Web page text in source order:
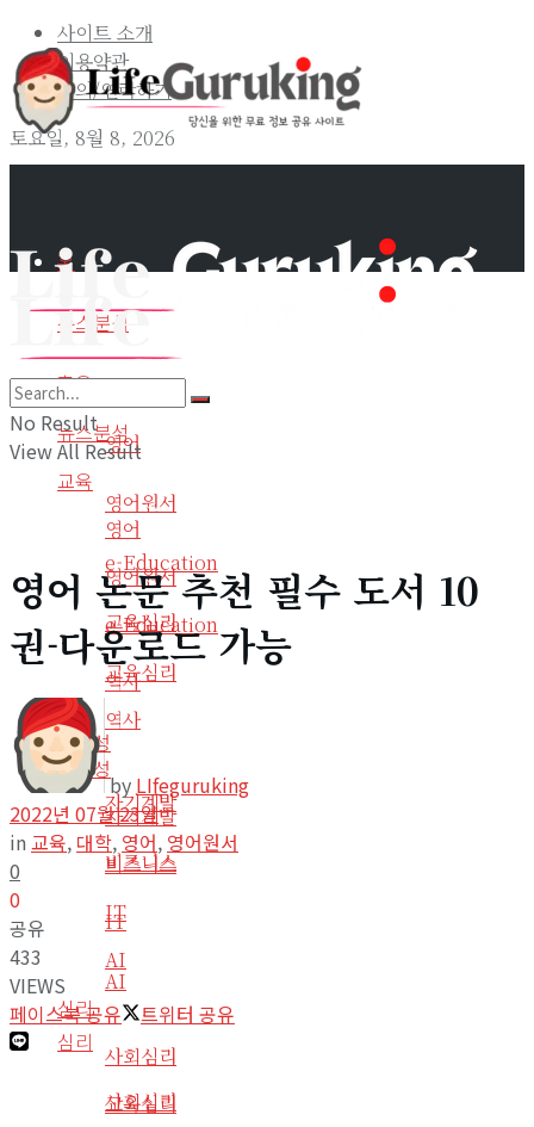
사이트 소개
이용약관
문의/연락하기
토요일, 8월 8, 2026
홈
뉴스분석
교육
영어
영어원서
e-Education
교육심리
역사
생산성
자기계발
비즈니스
IT
AI
심리
사회심리
홈
뉴스분석
교육
영어
영어원서
e-Education
교육심리
역사
생산성
자기계발
비즈니스
IT
AI
심리
사회심리
교육심리
No Result
View All Result
영어 논문 추천 필수 도서 10
권-다운로드 가능
by LIfeguruking
2022년 07월 23일
in 교육, 대학, 영어, 영어원서
0
0
공유
433
VIEWS
페이스북 공유
트위터 공유